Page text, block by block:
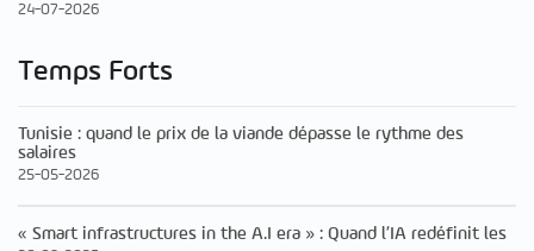
24-07-2026
Temps Forts
Tunisie : quand le prix de la viande dépasse le rythme des
salaires
25-05-2026
« Smart infrastructures in the A.I era » : Quand l’IA redéfinit les